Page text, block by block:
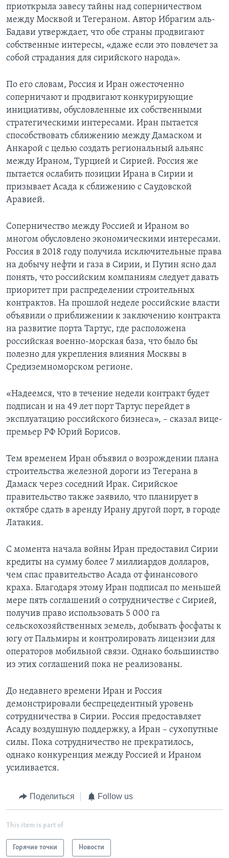
приоткрыла завесу тайны над соперничеством
между Москвой и Тегераном. Автор Ибрагим аль-
Бадави утверждает, что обе страны продвигают
собственные интересы, «даже если это повлечет за
собой страдания для сирийского народа».
По его словам, Россия и Иран ожесточенно
соперничают и продвигают конкурирующие
инициативы, обусловленные их собственными
стратегическими интересами. Иран пытается
способствовать сближению между Дамаском и
Анкарой с целью создать региональный альянс
между Ираном, Турцией и Сирией. Россия же
пытается ослабить позиции Ирана в Сирии и
призывает Асада к сближению с Саудовской
Аравией.
Соперничество между Россией и Ираном во
многом обусловлено экономическими интересами.
Россия в 2018 году получила исключительные права
на добычу нефти и газа в Сирии, и Путин ясно дал
понять, что российским компаниям следует давать
приоритет при распределении строительных
контрактов. На прошлой неделе российские власти
объявили о приближении к заключению контракта
на развитие порта Тартус, где расположена
российская военно-морская база, что было бы
полезно для укрепления влияния Москвы в
Средиземноморском регионе.
«Надеемся, что в течение недели контракт будет
подписан и на 49 лет порт Тартус перейдет в
эксплуатацию российского бизнеса», – сказал вице-
премьер РФ Юрий Борисов.
Тем временем Иран объявил о возрождении плана
строительства железной дороги из Тегерана в
Дамаск через соседний Ирак. Сирийское
правительство также заявило, что планирует в
октябре сдать в аренду Ирану другой порт, в городе
Латакия.
С момента начала войны Иран предоставил Сирии
кредиты на сумму более 7 миллиардов долларов,
чем спас правительство Асада от финансового
краха. Благодаря этому Иран подписал по меньшей
мере пять соглашений о сотрудничестве с Сирией,
получив право использовать 5 000 га
сельскохозяйственных земель, добывать фосфаты к
югу от Пальмиры и контролировать лицензии для
операторов мобильной связи. Однако большинство
из этих соглашений пока не реализованы.
До недавнего времени Иран и Россия
демонстрировали беспрецедентный уровень
сотрудничества в Сирии. Россия предоставляет
Асаду воздушную поддержку, а Иран – сухопутные
силы. Пока сотрудничество не прекратилось,
однако конкуренция между Россией и Ираном
усиливается.
Поделиться Follow us
This item is part of
Горячие точки Новости